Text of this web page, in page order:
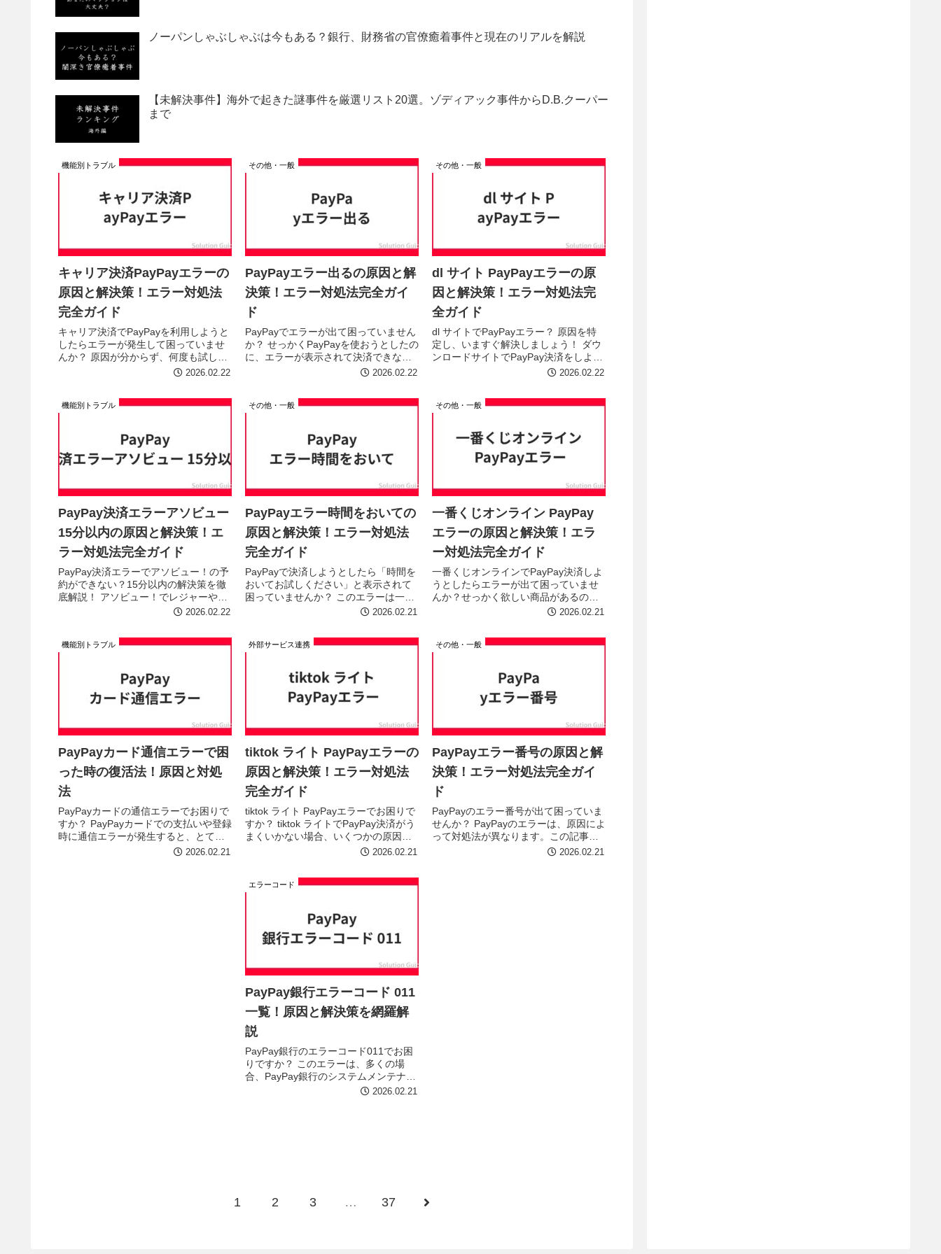
ノーパンしゃぶしゃぶは今もある？銀行、財務省の官僚癒着事件と現在のリアルを解説
【未解決事件】海外で起きた謎事件を厳選リスト20選。ゾディアック事件からD.B.クーパー
まで
機能別トラブル
キャリア決済PayPayエラーの
原因と解決策！エラー対処法
完全ガイド
キャリア決済でPayPayを利用しようと
したらエラーが発生して困っていませ
んか？ 原因が分からず、何度も試して
しまっている方もいるかもしれませ
た...
2026.02.22
その他・一般
PayPayエラー出るの原因と解
決策！エラー対処法完全ガイ
ド
PayPayでエラーが出て困っていません
か？ せっかくPayPayを使おうとしたの
に、エラーが表示されて決済できない
と焦りますよね。原因を特定し、落ち
PayPayでよくある...
2026.02.22
その他・一般
dl サイト PayPayエラーの原
因と解決策！エラー対処法完
全ガイド
dl サイトでPayPayエラー？ 原因を特
定し、いますぐ解決しましょう！ ダウ
ンロードサイトでPayPay決済をしよう
としたらエラーが発生して困っていま
では、PayPay...
2026.02.22
機能別トラブル
PayPay決済エラーアソビュー
15分以内の原因と解決策！エ
ラー対処法完全ガイド
PayPay決済エラーでアソビュー！の予
約ができない？15分以内の解決策を徹
底解説！ アソビュー！でレジャーやア
クティビティを予約しようとしたら、
制限がプレッシャー...
2026.02.22
その他・一般
PayPayエラー時間をおいての
原因と解決策！エラー対処法
完全ガイド
PayPayで決済しようとしたら「時間を
おいてお試しください」と表示されて
困っていませんか？ このエラーは一時
的なシステム障害や、あなたのアカウ
と、すぐに試せる解決策をわか...
2026.02.21
その他・一般
一番くじオンライン PayPay
エラーの原因と解決策！エラ
ー対処法完全ガイド
一番くじオンラインでPayPay決済しよ
うとしたらエラーが出て困っていませ
んか？せっかく欲しい商品があるの
に、決済できないと焦りますよね。こ
その解決策を分かりやすく解...
2026.02.21
機能別トラブル
PayPayカード通信エラーで困
った時の復活法！原因と対処
法
PayPayカードの通信エラーでお困りで
すか？ PayPayカードでの支払いや登録
時に通信エラーが発生すると、とても
不便ですよね。原因は様々ですが、こ
2026.02.21
外部サービス連携
tiktok ライト PayPayエラーの
原因と解決策！エラー対処法
完全ガイド
tiktok ライト PayPayエラーでお困りで
すか？ tiktok ライトでPayPay決済がう
まくいかない場合、いくつかの原因が
考えられます。この記事では、エラー
着い...
2026.02.21
その他・一般
PayPayエラー番号の原因と解
決策！エラー対処法完全ガイ
ド
PayPayのエラー番号が出て困っていま
せんか？ PayPayのエラーは、原因によ
って対処法が異なります。この記事で
は、エラー番号ごとの原因と、具体的
2026.02.21
エラーコード
PayPay銀行エラーコード 011
一覧！原因と解決策を網羅解
説
PayPay銀行のエラーコード011でお困
りですか？ このエラーは、多くの場
合、PayPay銀行のシステムメンテナン
スや、お客様の口座情報に起因するも
2026.02.21
1 2 3 … 37